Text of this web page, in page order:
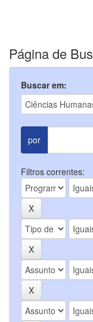
Página de
Buscar em:
por
Filtros correntes: